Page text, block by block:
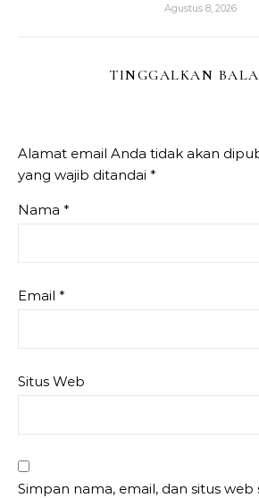
Agustus 8, 2026
TINGGALKAN
Alamat email Anda tidak akan
yang wajib ditandai *
Nama *
Email *
Situs Web
Simpan nama, email, dan situs web